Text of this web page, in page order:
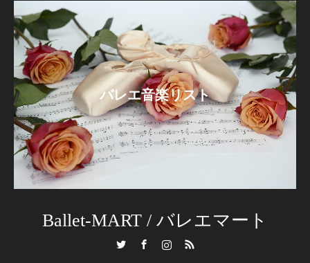
バレエ音楽リスト
Ballet-MART / バレエマート
InstagramRSS